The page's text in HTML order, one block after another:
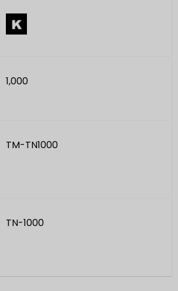
1,000
TM-TN1000
TN-1000